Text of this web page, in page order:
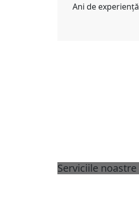
Ani de experiență
Serviciile noastre